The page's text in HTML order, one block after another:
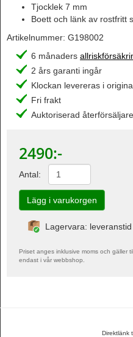
Tjocklek 7 mm
Boett och länk av rostfritt
Artikelnummer: G198002
6 månaders
2 års garanti ingår
Klockan levereras i
Fri frakt
Auktoriserad återförsäljare
2490:-
Antal:
Lagervara:
Priset anges inklusive moms och gäller
endast i vår webbshop.
Direktlänk